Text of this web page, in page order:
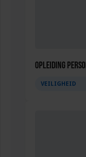
Opleiding
VEILIGHEID